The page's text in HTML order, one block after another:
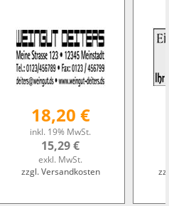
18,20 €
inkl. 19% MwSt.
15,29 €
exkl. MwSt.
zzgl. Versandkosten